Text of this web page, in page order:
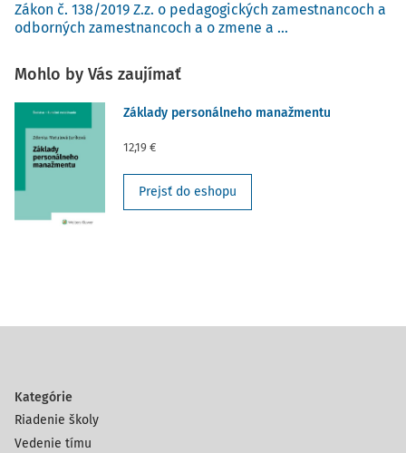
Zákon č. 138/2019 Z.z. o pedagogických zamestnancoch a
odborných zamestnancoch a o zmene a ...
Mohlo by Vás zaujímať
Základy personálneho manažmentu
12,19 €
Prejsť do eshopu
Kategórie
Riadenie školy
Vedenie tímu